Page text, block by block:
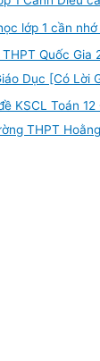
lớp 1 cần
Quốc Gia
Dục [Có Lời
KSCL Toán
THPT